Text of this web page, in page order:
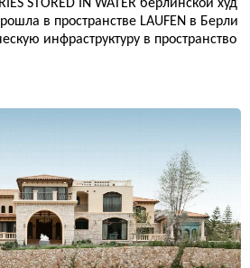
STORED IN WATER берлинской худ
в пространстве LAUFEN в Берли
инфраструктуру в пространство